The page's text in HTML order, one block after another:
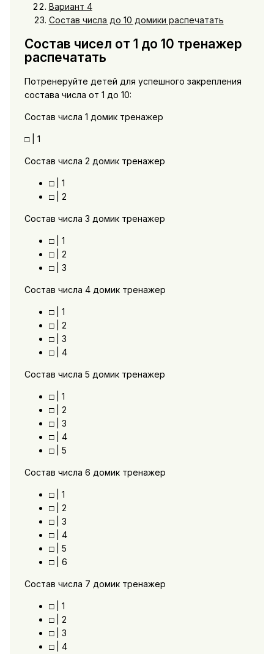
Вариант 4
Состав числа до 10 домики распечатать
Состав чисел от 1 до 10 тренажер
распечатать
Потренеруйте детей для успешного закрепления
состава числа от 1 до 10:
Состав числа 1 домик тренажер
□ | 1
Состав числа 2 домик тренажер
□ | 1
□ | 2
Состав числа 3 домик тренажер
□ | 1
□ | 2
□ | 3
Состав числа 4 домик тренажер
□ | 1
□ | 2
□ | 3
□ | 4
Состав числа 5 домик тренажер
□ | 1
□ | 2
□ | 3
□ | 4
□ | 5
Состав числа 6 домик тренажер
□ | 1
□ | 2
□ | 3
□ | 4
□ | 5
□ | 6
Состав числа 7 домик тренажер
□ | 1
□ | 2
□ | 3
□ | 4